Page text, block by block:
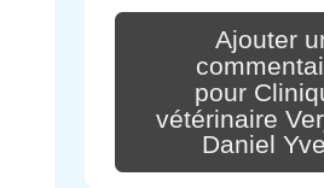
Ajouter
pour
vétérinaire
Daniel